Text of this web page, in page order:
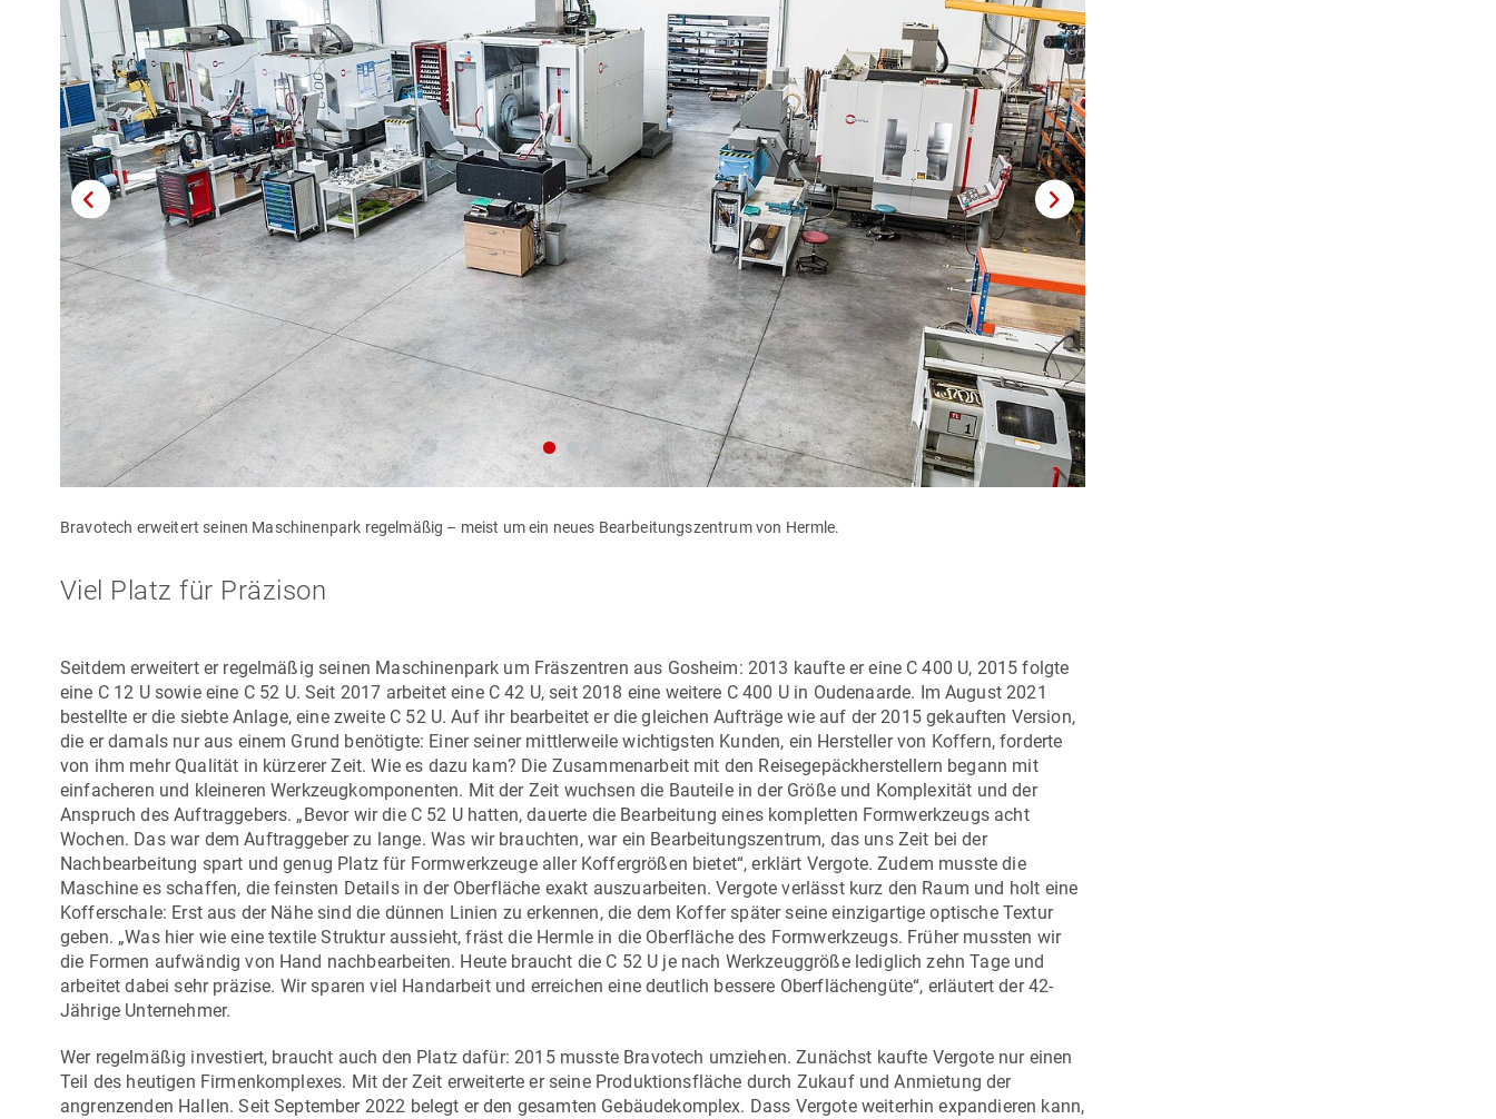
Bravotech erweitert seinen Maschinenpark regelmäßig – meist um ein neues Bearbeitungszentrum von Hermle.
Viel Platz für Präzison
Seitdem erweitert er regelmäßig seinen Maschinenpark um Fräszentren aus Gosheim: 2013 kaufte er eine C 400 U, 2015 folgte
eine C 12 Usowie eine C 52 U. Seit 2017 arbeitet eine C 42 U, seit 2018 eine weitere C 400 Uin Oudenaarde. Im August 2021
bestellte er die siebte Anlage, eine zweite C 52 U. Auf ihr bearbeitet er die gleichen Aufträge wie auf der 2015 gekauften Version,
die er damals nur aus einem Grund benötigte: Einer seiner mittlerweile wichtigsten Kunden, ein Hersteller von Koffern, forderte
von ihm mehr Qualität in kürzerer Zeit. Wie es dazu kam? Die Zusammenarbeit mit den Reisegepäckherstellern begann mit
einfacheren und kleineren Werkzeugkomponenten. Mit der Zeit wuchsen die Bauteile in der Größe und Komplexität und der
Anspruch des Auftraggebers. „Bevor wir die C 52 Uhatten, dauerte die Bearbeitung eines kompletten Formwerkzeugs acht
Wochen. Das war dem Auftraggeber zu lange. Was wir brauchten, war ein Bearbeitungszentrum, das uns Zeit bei der
Nachbearbeitung spart und genug Platz für Formwerkzeuge aller Koffergrößen bietet“, erklärt Vergote. Zudem musste die
Maschine es schaffen, die feinsten Details in der Oberfläche exakt auszuarbeiten. Vergote verlässt kurz den Raum und holt eine
Kofferschale: Erst aus der Nähe sind die dünnen Linien zu erkennen, die dem Koffer später seine einzigartige optische Textur
geben. „Was hier wie eine textile Struktur aussieht, fräst die Hermle in die Oberfläche des Formwerkzeugs. Früher mussten wir
die Formen aufwändig von Hand nachbearbeiten. Heute braucht die C 52 U je nach Werkzeuggröße lediglich zehn Tage und
arbeitet dabei sehr präzise. Wir sparen viel Handarbeit und erreichen eine deutlich bessere Oberflächengüte“, erläutert der 42-
Jährige Unternehmer.
Wer regelmäßig investiert, braucht auch den Platz dafür: 2015 musste Bravotech umziehen. Zunächst kaufte Vergote nur einen
Teil des heutigen Firmenkomplexes. Mit der Zeit erweiterte er seine Produktionsfläche durch Zukauf und Anmietung der
angrenzenden Hallen. Seit September 2022 belegt er den gesamten Gebäudekomplex. Dass Vergote weiterhin expandieren kann,